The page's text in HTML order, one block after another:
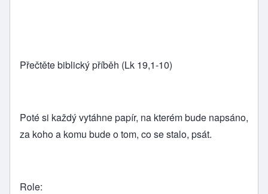
Přečtěte biblický příběh (Lk 19,1-10)
Poté si každý vytáhne papír, na kterém bude napsáno,
za koho a komu bude o tom, co se stalo, psát.
Role: